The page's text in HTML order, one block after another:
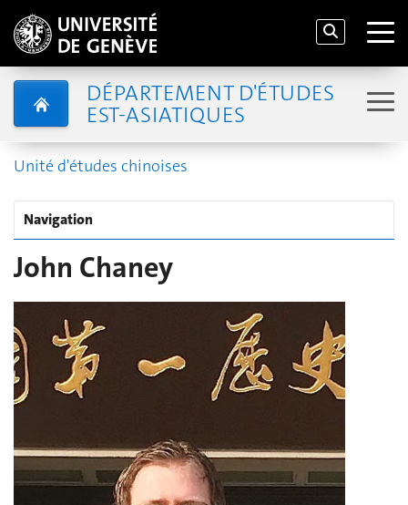
DÉPARTEMENT D'ÉTUDES
EST-ASIATIQUES
Unité d'études chinoises
Navigation
John Chaney